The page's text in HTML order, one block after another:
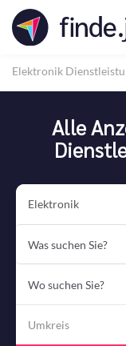
Accessibility
Modus
aktivieren
Navigation
Elektronik
Alle
Elektronik
suchen
Sie?
suchen
Umkreis